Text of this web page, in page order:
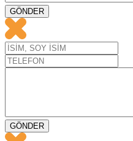
GÖNDER
GÖNDER